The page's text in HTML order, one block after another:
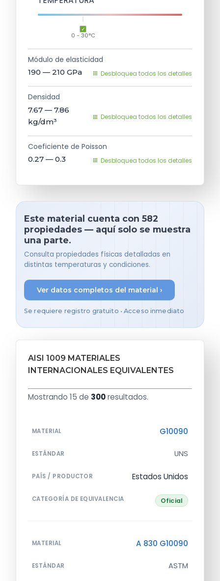
0 - 30°C
Módulo de elasticidad
190 — 210 GPa Desbloquea todos los detalles
Densidad
7.67 — 7.86
kg/dm³
Desbloquea todos los detalles
Coeficiente de Poisson
0.27 — 0.3 Desbloquea todos los detalles
Este material cuenta con 582
propiedades — aquí solo se muestra
una parte.
Consulta propiedades físicas detalladas en
distintas temperaturas y condiciones.
Ver datos completos del material ›
Se requiere registro gratuito • Acceso inmediato
AISI 1009 MATERIALES
INTERNACIONALES EQUIVALENTES
Mostrando 15 de 300resultados.
MATERIAL G10090
ESTÁNDAR UNS
PAÍS / PRODUCTOR Estados Unidos
CATEGORÍA DE EQUIVALENCIA Oficial
MATERIAL A 830 G10090
ESTÁNDAR ASTM